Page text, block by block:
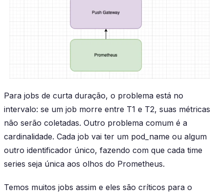
Para jobs de curta duração, o problema está no
intervalo: se um job morre entre T1 e T2, suas métricas
não serão coletadas. Outro problema comum é a
cardinalidade. Cada job vai ter um pod_name ou algum
outro identificador único, fazendo com que cada time
series seja única aos olhos do Prometheus.
Temos muitos jobs assim e eles são críticos para o